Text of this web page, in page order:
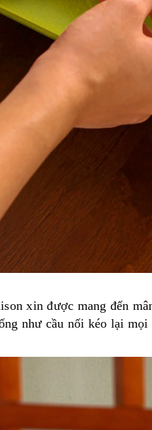
xin được mang đến
như cầu nối kéo lại